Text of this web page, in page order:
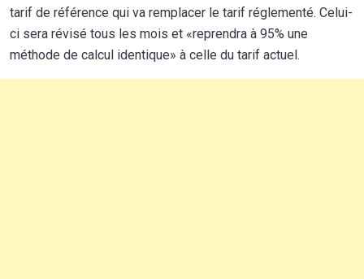
tarif de référence qui va remplacer le tarif réglementé. Celui-
ci sera révisé tous les mois et «reprendra à 95% une
méthode de calcul identique» à celle du tarif actuel.